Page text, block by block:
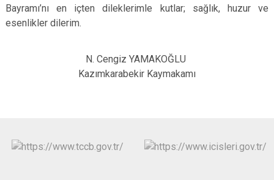
Bayramı’nı en içten dileklerimle kutlar; sağlık, huzur ve
esenlikler dilerim.
N. Cengiz YAMAKOĞLU
Kazımkarabekir Kaymakamı